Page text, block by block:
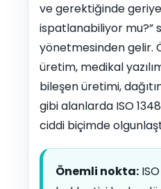
ve gerektiğinde
ispatlanabiliyor mu?”
yönetmesinden gelir.
üretim, medikal
bileşen üretimi,
gibi alanlarda ISO
ciddi biçimde
Önemli nokta: